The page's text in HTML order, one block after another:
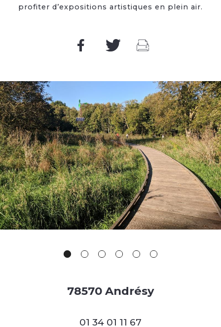
profiter d’expositions artistiques en plein air.
78570 Andrésy
01 34 01 11 67